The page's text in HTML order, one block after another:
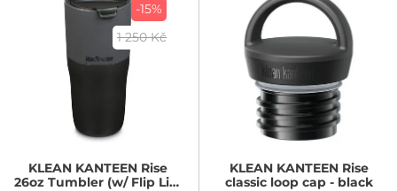
-15%
1 250 Kč
KLEAN KANTEEN Rise
26oz Tumbler (w/ Flip Lid)
KLEAN KANTEENRise
classic loop cap - black